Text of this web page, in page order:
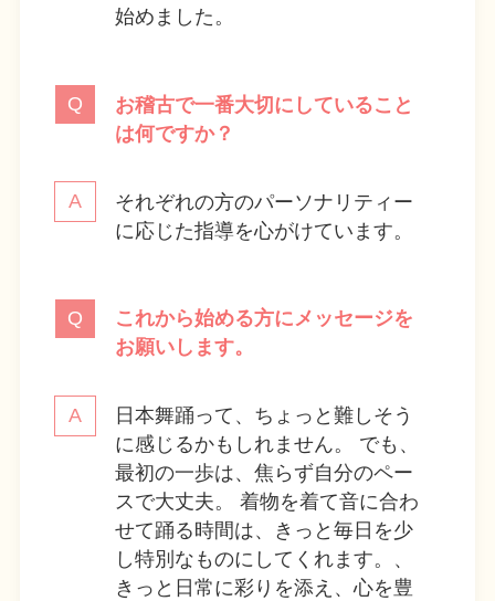
始めました。
お稽古で一番大切にしていること
は何ですか？
それぞれの方のパーソナリティー
に応じた指導を心がけています。
これから始める方にメッセージを
お願いします。
日本舞踊って、ちょっと難しそう
に感じるかもしれません。 でも、
最初の一歩は、焦らず自分のペー
スで大丈夫。 着物を着て音に合わ
せて踊る時間は、きっと毎日を少
し特別なものにしてくれます。、
きっと日常に彩りを添え、心を豊